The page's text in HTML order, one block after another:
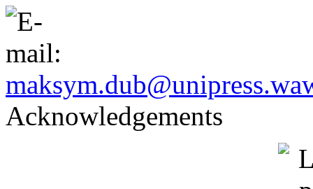
Acknowledgements